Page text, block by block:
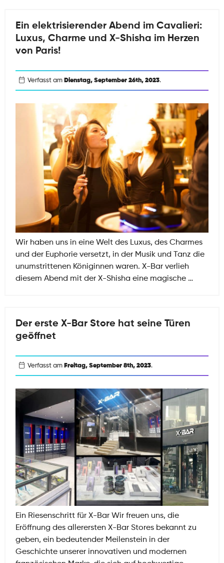
2023
Ein elektrisierender Abend im Cavalieri:
Luxus, Charme und X-Shisha im Herzen
von Paris!
Verfasst am Dienstag, September 26th, 2023.
Wir haben uns in eine Welt des Luxus, des Charmes
und der Euphorie versetzt, in der Musik und Tanz die
unumstrittenen Königinnen waren. X-Bar verlieh
diesem Abend mit der X-Shisha eine magische …Ein
X-
Herzen
von
Paris!
Der erste X-Bar Store hat seine Türen
geöffnet
Verfasst am Freitag, September 8th, 2023.
Ein Riesenschritt für X-Bar Wir freuen uns, die
Eröffnung des allerersten X-Bar Stores bekannt zu
geben, ein bedeutender Meilenstein in der
Geschichte unserer innovativen und modernen